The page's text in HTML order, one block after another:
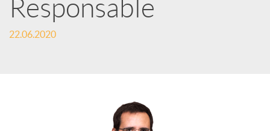
e
s
Responsable
22.06.2020